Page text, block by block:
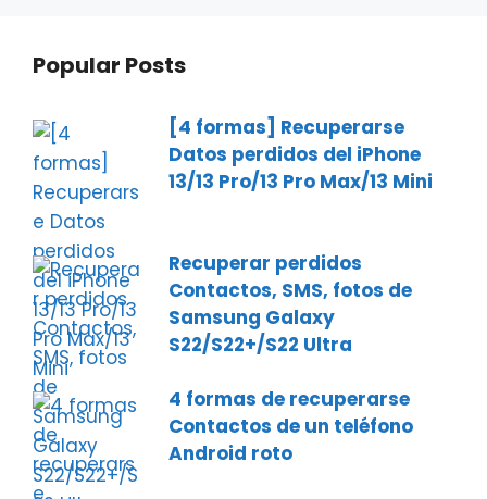
Popular Posts
[4 formas] Recuperarse
Datos perdidos del iPhone
13/13 Pro/13 Pro Max/13 Mini
Recuperar perdidos
Contactos, SMS, fotos de
Samsung Galaxy
S22/S22+/S22 Ultra
4 formas de recuperarse
Contactos de un teléfono
Android roto